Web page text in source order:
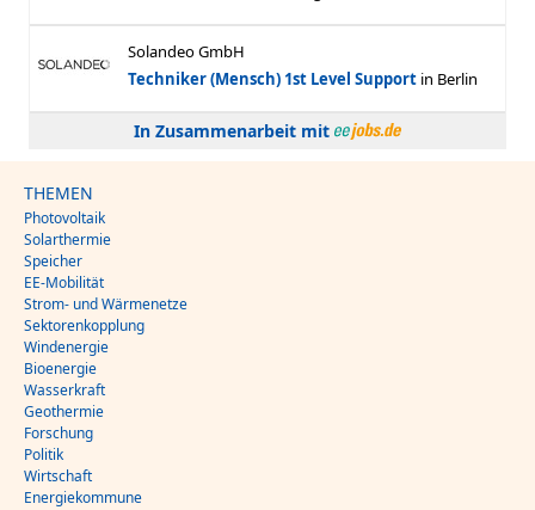
In Zusammenarbeit mit
THEMEN
Photovoltaik
Solarthermie
Speicher
EE-Mobilität
Strom- und Wärmenetze
Sektorenkopplung
Windenergie
Bioenergie
Wasserkraft
Geothermie
Forschung
Politik
Wirtschaft
Energiekommune